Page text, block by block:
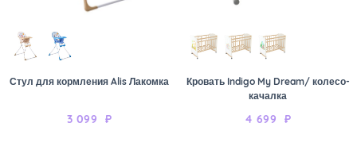
Стул для кормления Alis Лакомка
3 099 ₽
Кровать Indigo My Dream/ колесо-
качалка
4 699 ₽